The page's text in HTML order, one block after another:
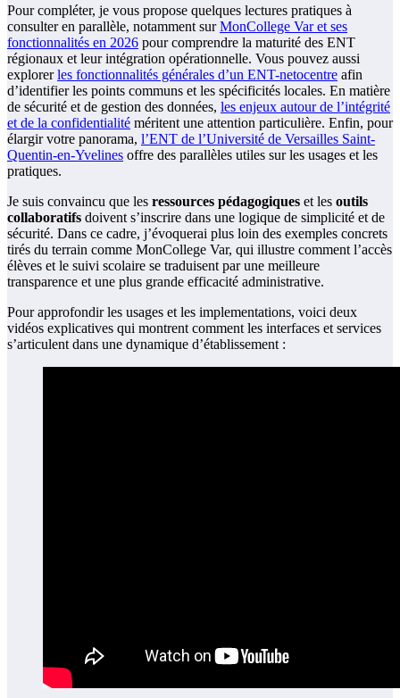
Pour compléter, je vous propose quelques lectures pratiques à
consulter en parallèle, notamment surMonCollege Var et ses
fonctionnalités en 2026 pour comprendre la maturité des ENT
régionaux et leur intégration opérationnelle. Vous pouvez aussi
explorerles fonctionnalités générales d’un ENT-netocentre afin
d’identifier les points communs et les spécificités locales. En matière
de sécurité et de gestion des données, les enjeux autour de l’intégrité
et de la confidentialité méritent une attention particulière. Enfin, pour
élargir votre panorama, l’ENT de l’Université de Versailles Saint-
Quentin-en-Yvelines offre des parallèles utiles sur les usages et les
pratiques.
Je suis convaincu que les ressources pédagogiques et les outils
collaboratifs doivent s’inscrire dans une logique de simplicité et de
sécurité. Dans ce cadre, j’évoquerai plus loin des exemples concrets
tirés du terrain comme MonCollege Var, qui illustre comment l’accès
élèves et le suivi scolaire se traduisent par une meilleure
transparence et une plus grande efficacité administrative.
Pour approfondir les usages et les implementations, voici deux
vidéos explicatives qui montrent comment les interfaces et services
s’articulent dans une dynamique d’établissement :